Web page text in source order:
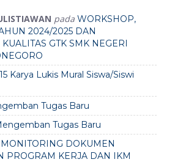
pada WORKSHOP,
2024/2025 DAN
GTK SMK NEGERI
15 Karya Lukis Mural Siswa/Siswi
Tugas Baru
Tugas Baru
MONITORING DOKUMEN
PROGRAM KERJA DAN IKM